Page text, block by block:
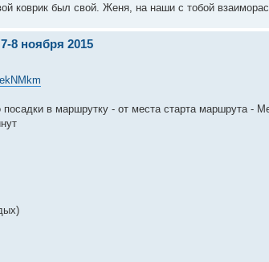
коврик был свой. Женя, на наши с тобой
8 ноября 2015
в маршрутку - от места старта маршрута -